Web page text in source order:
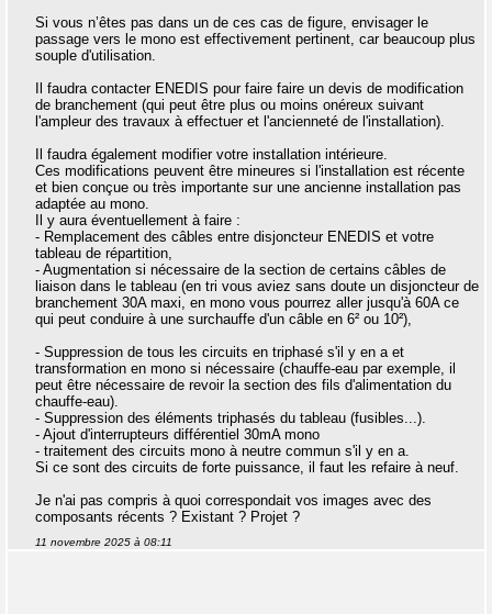
Si vous n’êtes pas dans un de ces cas de figure, envisager le
passage vers le mono est effectivement pertinent, car beaucoup plus
souple d'utilisation.
Il faudra contacter ENEDIS pour faire faire un devis de modification
de branchement (qui peut être plus ou moins onéreux suivant
l'ampleur des travaux à effectuer et l'ancienneté de l'installation).
Il faudra également modifier votre installation intérieure.
Ces modifications peuvent être mineures si l'installation est récente
et bien conçue ou très importante sur une ancienne installation pas
adaptée au mono.
Il y aura éventuellement à faire :
- Remplacement des câbles entre disjoncteur ENEDIS et votre
tableau de répartition,
- Augmentation si nécessaire de la section de certains câbles de
liaison dans le tableau (en tri vous aviez sans doute un disjoncteur de
branchement 30A maxi, en mono vous pourrez aller jusqu'à 60A ce
qui peut conduire à une surchauffe d'un câble en 6² ou 10²),
- Suppression de tous les circuits en triphasé s'il y en a et
transformation en mono si nécessaire (chauffe-eau par exemple, il
peut être nécessaire de revoir la section des fils d'alimentation du
chauffe-eau).
- Suppression des éléments triphasés du tableau (fusibles...).
- Ajout d'interrupteurs différentiel 30mA mono
- traitement des circuits mono à neutre commun s'il y en a.
Si ce sont des circuits de forte puissance, il faut les refaire à neuf.
Je n'ai pas compris à quoi correspondait vos images avec des
composants récents ? Existant ? Projet ?
11 novembre 2025 à 08:11